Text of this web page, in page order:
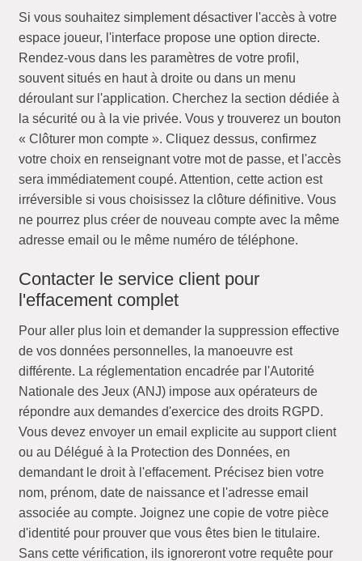
Si vous souhaitez simplement désactiver l'accès à votre
espace joueur, l'interface propose une option directe.
Rendez-vous dans les paramètres de votre profil,
souvent situés en haut à droite ou dans un menu
déroulant sur l'application. Cherchez la section dédiée à
la sécurité ou à la vie privée. Vous y trouverez un bouton
« Clôturer mon compte ». Cliquez dessus, confirmez
votre choix en renseignant votre mot de passe, et l'accès
sera immédiatement coupé. Attention, cette action est
irréversible si vous choisissez la clôture définitive. Vous
ne pourrez plus créer de nouveau compte avec la même
adresse email ou le même numéro de téléphone.
Contacter le service client pour
l'effacement complet
Pour aller plus loin et demander la suppression effective
de vos données personnelles, la manoeuvre est
différente. La réglementation encadrée par l'Autorité
Nationale des Jeux (ANJ) impose aux opérateurs de
répondre aux demandes d'exercice des droits RGPD.
Vous devez envoyer un email explicite au support client
ou au Délégué à la Protection des Données, en
demandant le droit à l'effacement. Précisez bien votre
nom, prénom, date de naissance et l'adresse email
associée au compte. Joignez une copie de votre pièce
d'identité pour prouver que vous êtes bien le titulaire.
Sans cette vérification, ils ignoreront votre requête pour